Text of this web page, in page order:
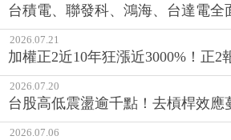
台積電、聯發科、鴻海、台達電全
2026.07.21
加權正2近10年狂漲近3000%！正2
2026.07.20
台股高低震盪逾千點！去槓桿效應
2026.07.06